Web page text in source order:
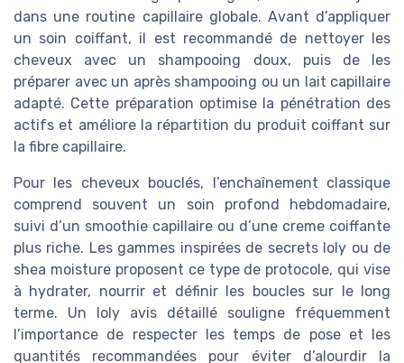
dans une routine capillaire globale. Avant d’appliquer
un soin coiffant, il est recommandé de nettoyer les
cheveux avec un shampooing doux, puis de les
préparer avec un après shampooing ou un lait capillaire
adapté. Cette préparation optimise la pénétration des
actifs et améliore la répartition du produit coiffant sur
la fibre capillaire.
Pour les cheveux bouclés, l’enchaînement classique
comprend souvent un soin profond hebdomadaire,
suivi d’un smoothie capillaire ou d’une creme coiffante
plus riche. Les gammes inspirées de secrets loly ou de
shea moisture proposent ce type de protocole, qui vise
à hydrater, nourrir et définir les boucles sur le long
terme. Un loly avis détaillé souligne fréquemment
l’importance de respecter les temps de pose et les
quantités recommandées pour éviter d’alourdir la